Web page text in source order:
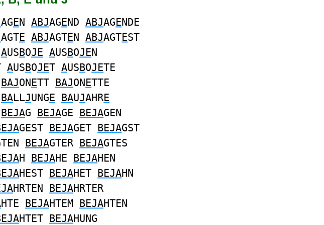
AGEN ABJAGEND ABJAGENDE
AGTE ABJAGTEN ABJAGTEST
AUSBOJE AUSBOJEN
AUSBOJET AUSBOJETE
BAJONETT BAJONETTE
BALLJUNGE BAUJAHRE
BEJAG BEJAGE BEJAGEN
GEST BEJAGET BEJAGST
BEJAGTER BEJAGTES
H BEJAHE BEJAHEN
HEST BEJAHET BEJAHN
HRTEN BEJAHRTER
HTE BEJAHTEM BEJAHTEN
HTET BEJAHUNG